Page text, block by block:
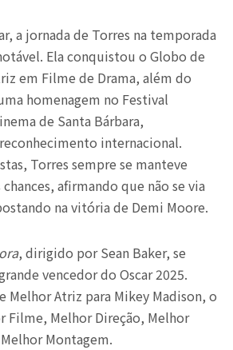
a jornada de Torres na temporada
Ela conquistou o Globo de
em Filme de Drama, além do
homenagem no Festival
de Santa Bárbara,
internacional.
Torres sempre se manteve
afirmando que não se via
na vitória de Demi Moore.
, dirigido por Sean Baker, se
vencedor do Oscar 2025.
Melhor Atriz para Mikey Madison, o
Filme, Melhor Direção, Melhor
Montagem.